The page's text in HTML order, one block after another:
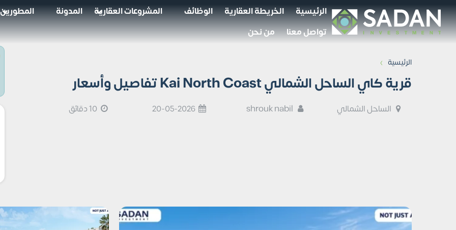
الرئيسية الخريطة العقارية الوظائف المشروعات العقارية المدونة
المطورين
تواصل معنا
من نحن
الرئيسية ›
قرية كاي الساحل الشمالي Kai North Coast تفاصيل وأسعار
الساحل الشمالي 20-05-2026